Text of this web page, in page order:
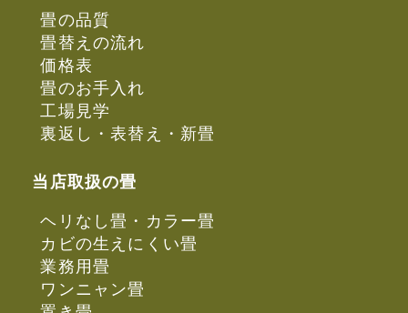
畳の品質
畳替えの流れ
価格表
畳のお手入れ
工場見学
裏返し・表替え・新畳
当店取扱の畳
ヘリなし畳・カラー畳
カビの生えにくい畳
業務用畳
ワンニャン畳